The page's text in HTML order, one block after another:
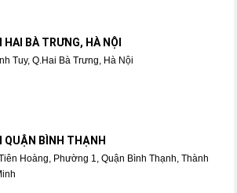
HAI BÀ TRƯNG, HÀ NỘI
Tuy, Q.Hai Bà Trưng, Hà Nội
QUẬN BÌNH THẠNH
Hoàng, Phường 1, Quận Bình Thạnh, Thành